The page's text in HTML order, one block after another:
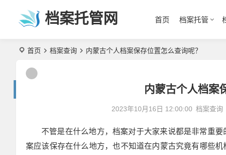
档案托管网 首页 档案托管
首页 档案查询 内蒙古个人档案保存位置怎么查询呢？
内蒙古个人档案
2023年10月16日 12:00:00 档案查询
不管是在什么地方，档案对于大家来说都是非常重
案应该保存在什么地方，也不知道在内蒙古究竟有哪些